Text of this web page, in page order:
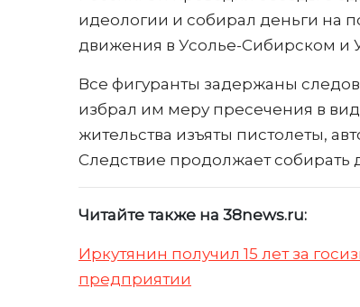
идеологии и собирал деньги на
движения в Усолье-Сибирском и
Все фигуранты задержаны
избрал им меру пресечения в
жительства изъяты пистолеты,
Следствие продолжает собирать
Читайте также на 38news.ru:
Иркутянин получил 15 лет за
предприятии